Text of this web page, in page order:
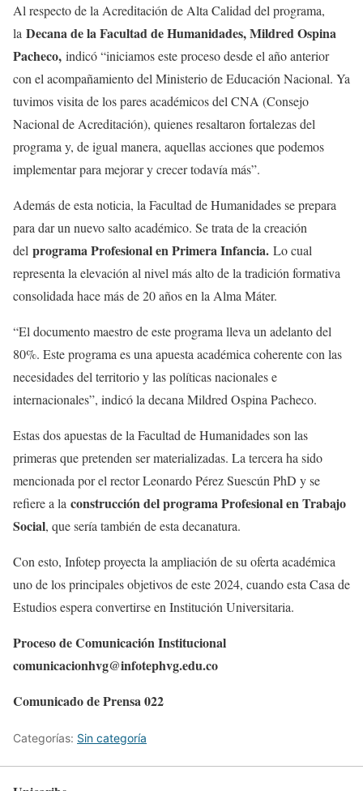
Al respecto de la Acreditación de Alta Calidad del programa,
la Decana de la Facultad de Humanidades, Mildred Ospina
Pacheco, indicó “iniciamos este proceso desde el año anterior
con el acompañamiento del Ministerio de Educación Nacional. Ya
tuvimos visita de los pares académicos del CNA (Consejo
Nacional de Acreditación), quienes resaltaron fortalezas del
programa y, de igual manera, aquellas acciones que podemos
implementar para mejorar y crecer todavía más”.
Además de esta noticia, la Facultad de Humanidades se prepara
para dar un nuevo salto académico. Se trata de la creación
del programa Profesional en Primera Infancia. Lo cual
representa la elevación al nivel más alto de la tradición formativa
consolidada hace más de 20 años en la Alma Máter.
“El documento maestro de este programa lleva un adelanto del
80%. Este programa es una apuesta académica coherente con las
necesidades del territorio y las políticas nacionales e
internacionales”, indicó la decana Mildred Ospina Pacheco.
Estas dos apuestas de la Facultad de Humanidades son las
primeras que pretenden ser materializadas. La tercera ha sido
mencionada por el rector Leonardo Pérez Suescún PhD y se
refiere a la construcción del programa Profesional en Trabajo
Social, que sería también de esta decanatura.
Con esto, Infotep proyecta la ampliación de su oferta académica
uno de los principales objetivos de este 2024, cuando esta Casa de
Estudios espera convertirse en Institución Universitaria.
Proceso de Comunicación Institucional
comunicacionhvg@infotephvg.edu.co
Comunicado de Prensa 022
Categorías: Sin categoría